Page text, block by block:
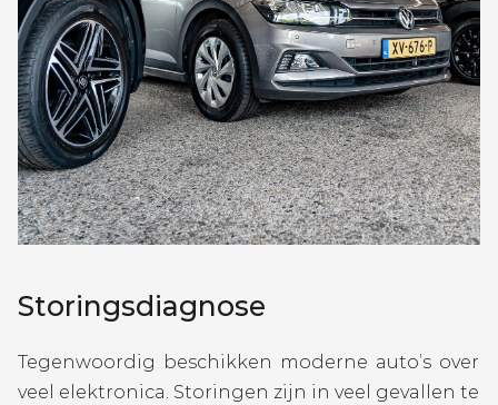
Storingsdiagnose
Tegenwoordig beschikken moderne auto’s over
veel elektronica. Storingen zijn in veel gevallen te